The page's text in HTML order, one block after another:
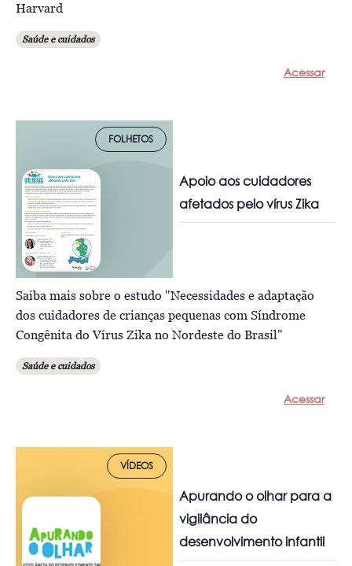
Harvard
Saúde e cuidados
Acessar
FOLHETOS
Apoio aos cuidadores
afetados pelo vírus Zika
Saiba mais sobre o estudo "Necessidades e adaptação
dos cuidadores de crianças pequenas com Síndrome
Congênita do Vírus Zika no Nordeste do Brasil"
Saúde e cuidados
Acessar
VÍDEOS
Apurando o olhar para a
vigilância do
desenvolvimento infantil